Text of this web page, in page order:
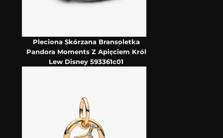
Pleciona Skórzana Bransoletka
Pandora Moments Z Apięciem Król
Lew Disney 593361c01